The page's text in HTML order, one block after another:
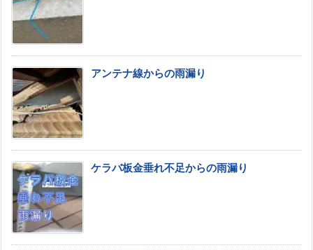
アンテナ線からの雨漏り
ケラバ板金垂れ不足からの雨漏り